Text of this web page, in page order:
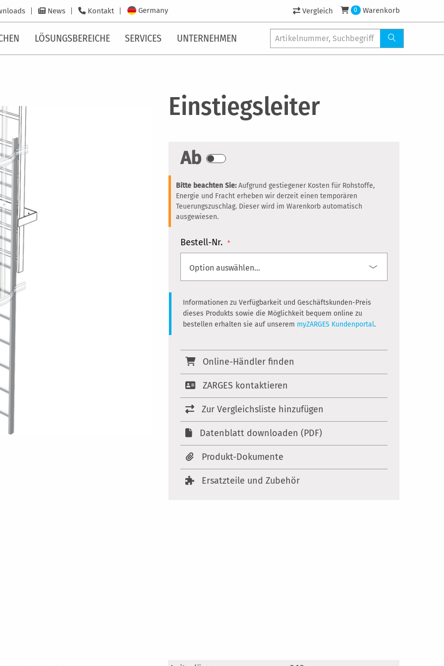
News Kontakt Germany Vergleich 0 Warenkorb
LÖSUNGSBEREICHE SERVICES UNTERNEHMEN
Einstiegsleiter
Ab
Bitte beachten Sie:Aufgrund gestiegener Kosten für Rohstoffe,
Energie und Fracht erheben wir derzeit einen temporären
Teuerungszuschlag. Dieser wird im Warenkorb automatisch
ausgewiesen.
Bestell-Nr.
Informationen zu Verfügbarkeit und Geschäftskunden-Preis
dieses Produkts sowie die Möglichkeit bequem online zu
bestellen erhalten sie auf unserem myZARGES Kundenportal.
Online-Händler finden
ZARGES kontaktieren
Zur Vergleichsliste hinzufügen
Datenblatt downloaden (PDF)
Produkt-Dokumente
Ersatzteile und Zubehör